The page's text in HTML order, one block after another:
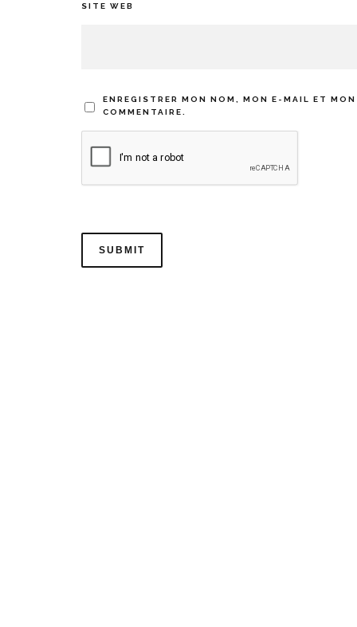
SITE WEB
ENREGISTRER MON NOM, MON E-MAIL ET
COMMENTAIRE.